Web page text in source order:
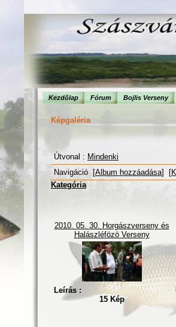
Kezdõlap Fórum Bojlis Verseny
Képgaléria
Útvonal : Mindenki
Navigáció [Album hozzáadása] [
Kategória
2010. 05. 30. Horgászverseny és
Halászléfözö Verseny
Leírás :
15 Kép